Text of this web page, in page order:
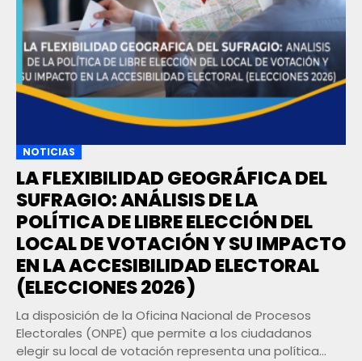
NOTICIAS
LA FLEXIBILIDAD GEOGRÁFICA DEL
SUFRAGIO: ANÁLISIS DE LA
POLÍTICA DE LIBRE ELECCIÓN DEL
LOCAL DE VOTACIÓN Y SU IMPACTO
EN LA ACCESIBILIDAD ELECTORAL
(ELECCIONES 2026)
La disposición de la Oficina Nacional de Procesos
Electorales (ONPE) que permite a los ciudadanos
elegir su local de votación representa una política...